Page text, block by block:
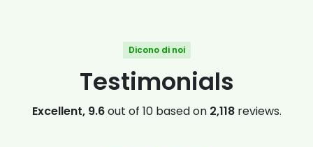
Dicono di noi
Testimonials
Excellent, 9.6out of 10 based on 2,118reviews.